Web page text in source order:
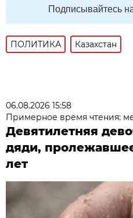
Подписывайтесь
ПОЛИТИКА Казахстан
06.08.2026 15:58
Примерное время чтения:
Девятилетняя
дяди,
лет